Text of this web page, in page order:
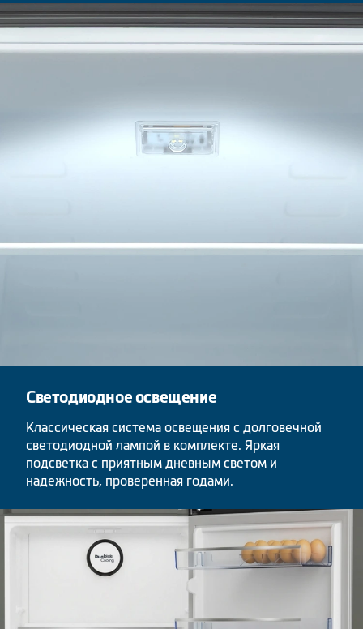
Светодиодное освещение
Классическая система освещения с долговечной
светодиодной лампой в комплекте. Яркая
подсветка с приятным дневным светом и
надежность, проверенная годами.